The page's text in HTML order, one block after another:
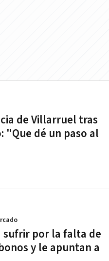
de Villarruel tras
"Que dé un paso al
sufrir por la falta de
y le apuntan a